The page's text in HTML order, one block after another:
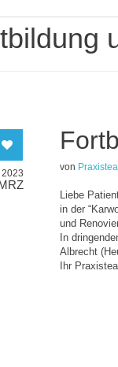
2023
von
Liebe
in der
und
In
Albrecht
Ihr